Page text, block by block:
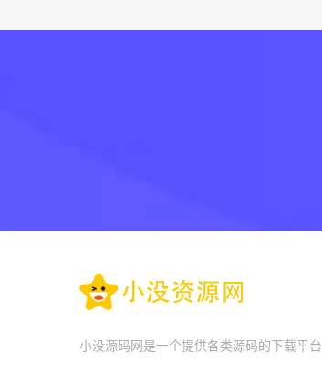
小没源码网是一个提供各类源码的下载平台